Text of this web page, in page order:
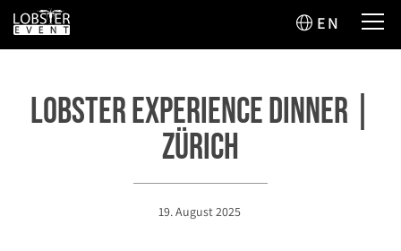
EN
Lobster Experience Dinner |
Zürich
19. August 2025